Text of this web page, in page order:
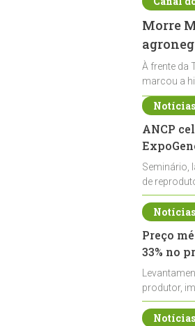
Morre
À frente da
marcou a
ANCP
Seminário,
de
durante a
Preço
33% no
produtor,
de leite cru